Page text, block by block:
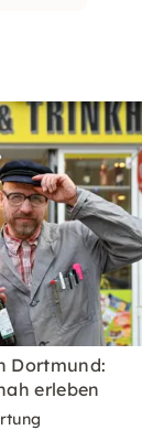
Dortmund:
erleben